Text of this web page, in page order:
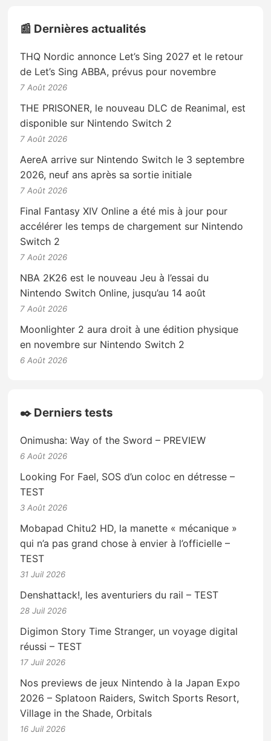
📰 Dernières actualités
THQ Nordic annonce Let’s Sing 2027 et le retour
de Let’s Sing ABBA, prévus pour novembre
7 Août 2026
THE PRISONER, le nouveau DLC de Reanimal, est
disponible sur Nintendo Switch 2
7 Août 2026
AereA arrive sur Nintendo Switch le 3 septembre
2026, neuf ans après sa sortie initiale
7 Août 2026
Final Fantasy XIV Online a été mis à jour pour
accélérer les temps de chargement sur Nintendo
Switch 2
7 Août 2026
NBA 2K26 est le nouveau Jeu à l’essai du
Nintendo Switch Online, jusqu’au 14 août
7 Août 2026
Moonlighter 2 aura droit à une édition physique
en novembre sur Nintendo Switch 2
6 Août 2026
✒️ Derniers tests
Onimusha: Way of the Sword – PREVIEW
6 Août 2026
Looking For Fael, SOS d’un coloc en détresse –
TEST
3 Août 2026
Mobapad Chitu2 HD, la manette « mécanique »
qui n’a pas grand chose à envier à l’officielle –
TEST
31 Juil 2026
Denshattack!, les aventuriers du rail – TEST
28 Juil 2026
Digimon Story Time Stranger, un voyage digital
réussi – TEST
17 Juil 2026
Nos previews de jeux Nintendo à la Japan Expo
2026 – Splatoon Raiders, Switch Sports Resort,
Village in the Shade, Orbitals
16 Juil 2026